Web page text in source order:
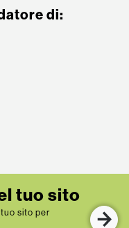
di:
tuo sito
sito per